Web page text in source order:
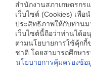
สำนักงานสภาเกษตรกร
เว็บไซต์ (Cookies) เพื่อ
ประสิทธิภาพให้กับท่านม
เว็บไซต์นี้ถือว่าท่านได้
ตามนโยบายการใช้คุ้กกี้
ชาติ โดยสามารถศึกษาร
นโยบายการคุ้มครองข้
Hide
chaty